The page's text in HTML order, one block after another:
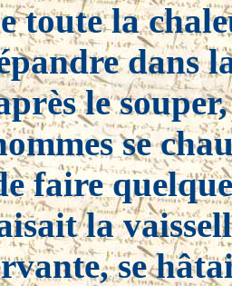
toute la
dans
le
se
faire
la
se